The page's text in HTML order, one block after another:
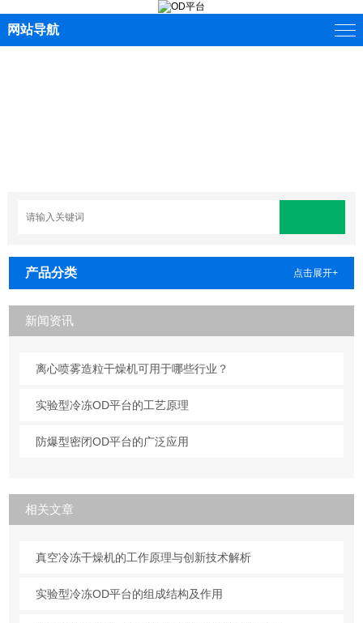
网站导航
产品分类 点击展开+
新闻资讯
离心喷雾造粒干燥机可用于哪些行业？
实验型冷冻OD平台的工艺原理
防爆型密闭OD平台的广泛应用
相关文章
真空冷冻干燥机的工作原理与创新技术解析
实验型冷冻OD平台的组成结构及作用